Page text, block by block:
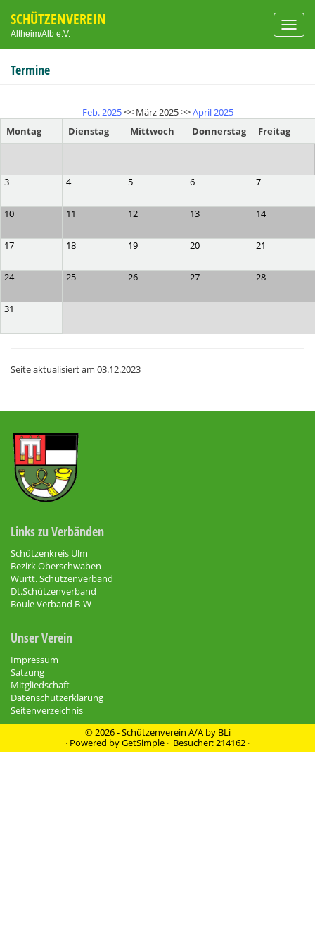
SCHÜTZENVEREIN
Altheim/Alb e.V.
Termine
Feb. 2025<< März 2025 >>April 2025
Montag
Dienstag Mittwoch Donnerstag Freitag
3 4 5 6 7
10 11 12 13 14
17 18 19 20 21
24 25 26 27 28
31
Seite aktualisiert am 03.12.2023
Links zu Verbänden
Schützenkreis Ulm
Bezirk Oberschwaben
Württ. Schützenverband
Dt.Schützenverband
Boule Verband B-W
Unser Verein
Impressum
Satzung
Mitgliedschaft
Datenschutzerklärung
Seitenverzeichnis
© 2026 - Schützenverein A/A by BLi
· Powered by GetSimple · Besucher: 214162 ·